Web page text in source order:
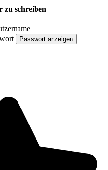
zu schreiben
Passwort anzeigen